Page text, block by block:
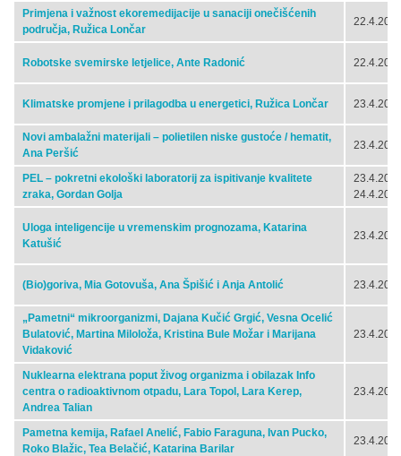
Primjena i važnost ekoremedijacije u sanaciji onečišćenih
područja, Ružica Lončar
Robotske svemirske letjelice, Ante Radonić
Klimatske promjene i prilagodba u energetici, Ružica Lončar
Novi ambalažni materijali – polietilen niske gustoće / hematit,
Ana Peršić
PEL – pokretni ekološki laboratorij za ispitivanje kvalitete
zraka, Gordan Golja
Uloga inteligencije u vremenskim prognozama, Katarina
Katušić
(Bio)goriva, Mia Gotovuša, Ana Špišić i Anja Antolić
„Pametni“ mikroorganizmi, Dajana Kučić Grgić, Vesna Ocelić
Bulatović, Martina Miloloža, Kristina Bule Možar i Marijana
Vidaković
Nuklearna elektrana poput živog organizma i obilazak Info
centra o radioaktivnom otpadu, Lara Topol, Lara Kerep,
Andrea Talian
Pametna kemija, Rafael Anelić, Fabio Faraguna, Ivan Pucko,
Roko Blažic, Tea Belačić, Katarina Barilar